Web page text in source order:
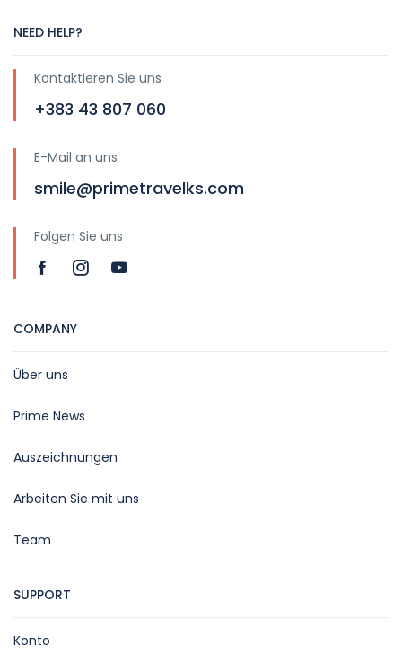
NEED HELP?
Kontaktieren Sie uns
+383 43 807 060
E-Mail an uns
smile@primetravelks.com
Folgen Sie uns
COMPANY
Über uns
Prime News
Auszeichnungen
Arbeiten Sie mit uns
Team
SUPPORT
Konto